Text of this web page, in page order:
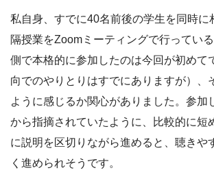
私自身、すでに40名前後の学生を同時に
隔授業をZoomミーティングで行ってい
側で本格的に参加したのは今回が初めて
向でのやりとりはすでにありますが）、
ように感じるか関心がありました。参加
から指摘されていたように、比較的に短
に説明を区切りながら進めると、聴きや
く進められそうです。